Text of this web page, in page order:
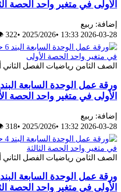
الأولى في متغير واحد الحصة
إضافة: ربيع
2026-03-28 13:33
•
2025/2026
•
322
الصف الثامن رياضيات الفصل الثاني
الأولى في متغير واحد الحصة
إضافة: ربيع
2026-03-28 13:32
•
2025/2026
•
318
الصف الثامن رياضيات الفصل الثاني
الأولى في متغير واحد الحصة